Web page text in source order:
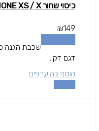
כיסוי שחור PATCHWORKS LUMINA EX – IPHONE XS / X
₪149
דגם דק...
הוסף למועדפים